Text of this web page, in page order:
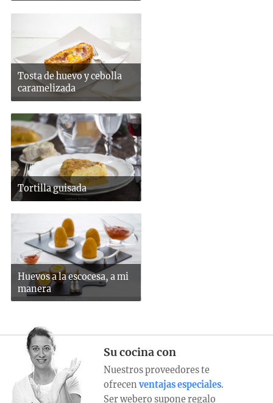
Tosta de huevo y cebolla
caramelizada
Tortilla guisada
Huevos a la escocesa, a mi
manera
Su cocina con
Nuestros proveedores te
ofrecen ventajas especiales.
Ser webero supone regalo